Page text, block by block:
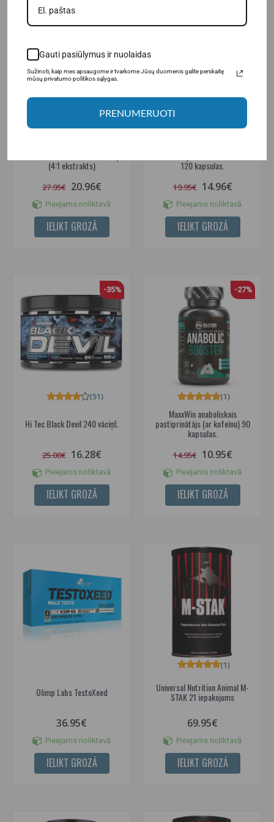
IESAKĀM
(4:1 ekstrakts)
27.95€ 20.96€
Pieejams noliktavā
IELIKT GROZĀ
-25%
120 kapsulas.
19.95€ 14.96€
Pieejams noliktavā
IELIKT GROZĀ
-35%
Hi Tec Black Devil 240 vāciņš.
(51)
25.00€ 16.28€
Pieejams noliktavā
IELIKT GROZĀ
-27%
MaxxWin anaboliskais
pastiprinātājs (ar kofeīnu) 90
kapsulas.
(1)
14.95€ 10.95€
Pieejams noliktavā
IELIKT GROZĀ
Olimp Labs TestoXeed
36.95€
Pieejams noliktavā
IELIKT GROZĀ
Universal Nutrition Animal M-
STAK 21 iepakojums
(1)
69.95€
Pieejams noliktavā
IELIKT GROZĀ
Gauti pasiūlymus ir nuolaidas
Sužinoti, kaip mes apsaugome ir tvarkome Jūsų duomenis galite perskaitę
mūsų privatumo politikos sąlygas.
PRENUMERUOTI